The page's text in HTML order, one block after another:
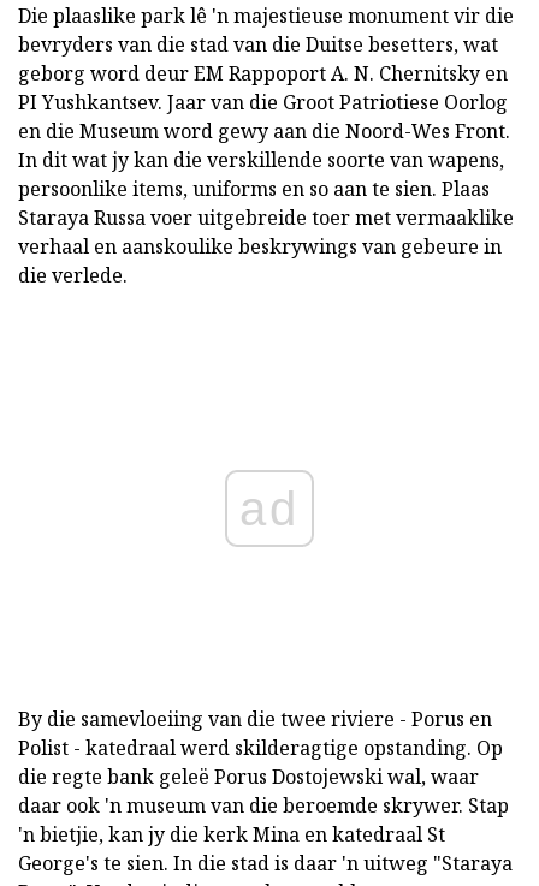
Die plaaslike park lê 'n majestieuse monument vir die
bevryders van die stad van die Duitse besetters, wat
geborg word deur EM Rappoport A. N. Chernitsky en
PI Yushkantsev. Jaar van die Groot Patriotiese Oorlog
en die Museum word gewy aan die Noord-Wes Front.
In dit wat jy kan die verskillende soorte van wapens,
persoonlike items, uniforms en so aan te sien. Plaas
Staraya Russa voer uitgebreide toer met vermaaklike
verhaal en aanskoulike beskrywings van gebeure in
die verlede.
ad
By die samevloeiing van die twee riviere - Porus en
Polist - katedraal werd skilderagtige opstanding. Op
die regte bank geleë Porus Dostojewski wal, waar
daar ook 'n museum van die beroemde skrywer. Stap
'n bietjie, kan jy die kerk Mina en katedraal St
George's te sien. In die stad is daar 'n uitweg "Staraya